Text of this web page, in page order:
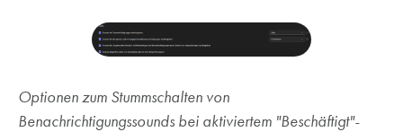
Optionen zum Stummschalten von
Benachrichtigungssounds bei aktiviertem "Beschäftigt"-